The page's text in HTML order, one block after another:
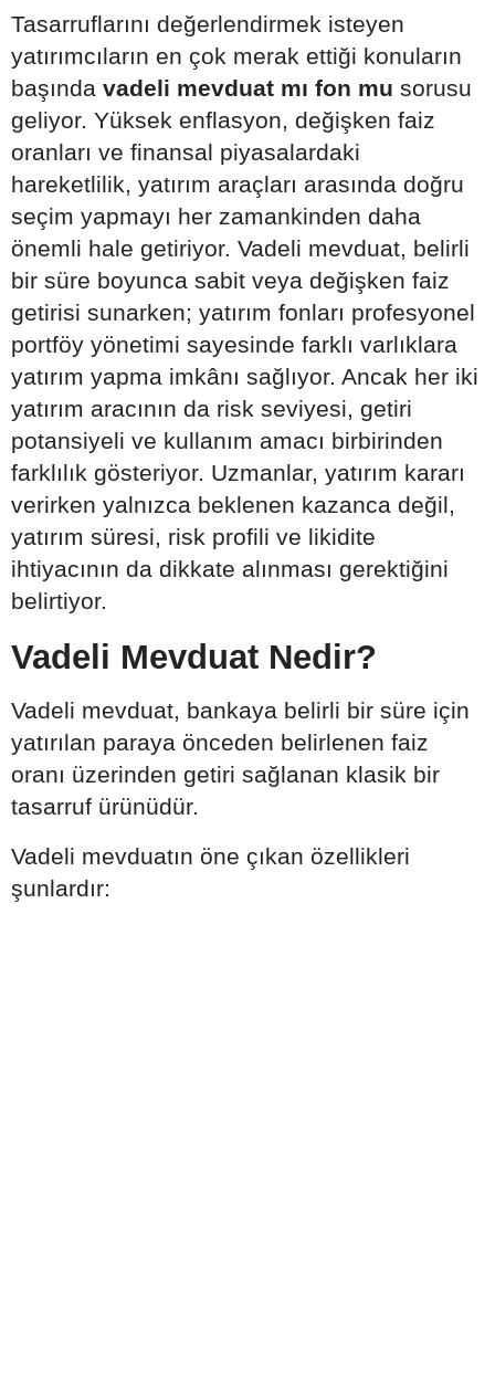
Tasarruflarını değerlendirmek isteyen
yatırımcıların en çok merak ettiği konuların
başında vadeli mevduat mı fon mu sorusu
geliyor. Yüksek enflasyon, değişken faiz
oranları ve finansal piyasalardaki
hareketlilik, yatırım araçları arasında doğru
seçim yapmayı her zamankinden daha
önemli hale getiriyor. Vadeli mevduat, belirli
bir süre boyunca sabit veya değişken faiz
getirisi sunarken; yatırım fonları profesyonel
portföy yönetimi sayesinde farklı varlıklara
yatırım yapma imkânı sağlıyor. Ancak her iki
yatırım aracının da risk seviyesi, getiri
potansiyeli ve kullanım amacı birbirinden
farklılık gösteriyor. Uzmanlar, yatırım kararı
verirken yalnızca beklenen kazanca değil,
yatırım süresi, risk profili ve likidite
ihtiyacının da dikkate alınması gerektiğini
belirtiyor.
Vadeli Mevduat Nedir?
Vadeli mevduat, bankaya belirli bir süre için
yatırılan paraya önceden belirlenen faiz
oranı üzerinden getiri sağlanan klasik bir
tasarruf ürünüdür.
Vadeli mevduatın öne çıkan özellikleri
şunlardır: